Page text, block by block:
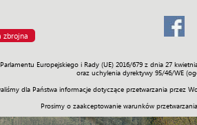
zbrojna
Europejskiego i Rady (UE) 2016/679 z dnia 27
oraz uchylenia dyrektywy 95/46/WE
dla Państwa informacje dotyczące przetwarzania przez
Prosimy o zaakceptowanie warunków
Prawo Świat Społeczność